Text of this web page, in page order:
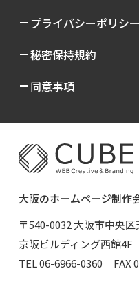
プライバシーポリシー
秘密保持規約
同意事項
大阪のホームページ制作
〒540-0032 大阪市中央
京阪ビルディング西館4F
TEL06-6966-0360 FAX